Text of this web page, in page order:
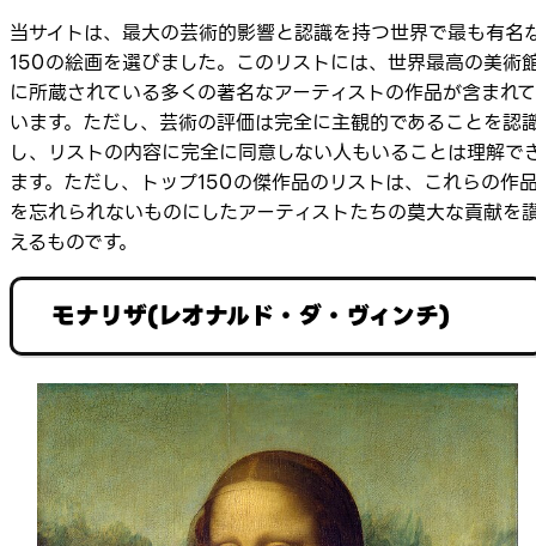
当サイトは、最大の芸術的影響と認識を持つ世界で最も有名
150の絵画を選びました。このリストには、世界最高の美術
に所蔵されている多くの著名なアーティストの作品が含まれて
います。ただし、芸術の評価は完全に主観的であることを認
し、リストの内容に完全に同意しない人もいることは理解で
ます。ただし、トップ150の傑作品のリストは、これらの作
を忘れられないものにしたアーティストたちの莫大な貢献を
えるものです。
モナリザ(レオナルド・ダ・ヴィンチ)